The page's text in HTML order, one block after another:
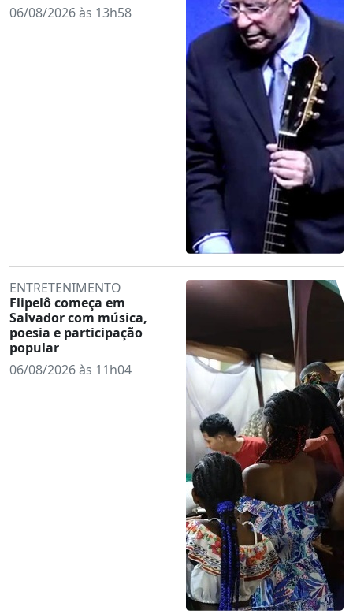
06/08/2026 às 13h58
ENTRETENIMENTO
Flipelô começa em
Salvador com música,
poesia e participação
popular
06/08/2026 às 11h04